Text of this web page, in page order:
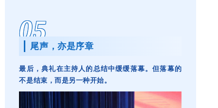
05
尾声，亦是序章
最后，典礼在主持人的总结中缓缓落幕。但落幕的
不是结束，而是另一种开始。